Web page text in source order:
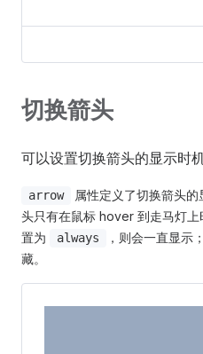
切换箭头
可以设置切换箭头的显示时
arrow
属性定义了切换箭头
头只有在鼠标 hover 到走马灯上
置为
always ，则会一直显示
藏。